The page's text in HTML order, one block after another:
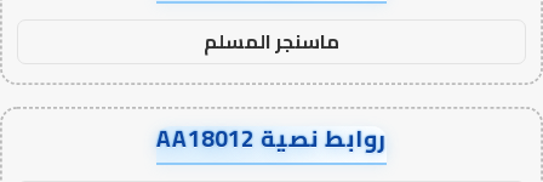
ماسنجر المسلم
روابط نصية AA18012